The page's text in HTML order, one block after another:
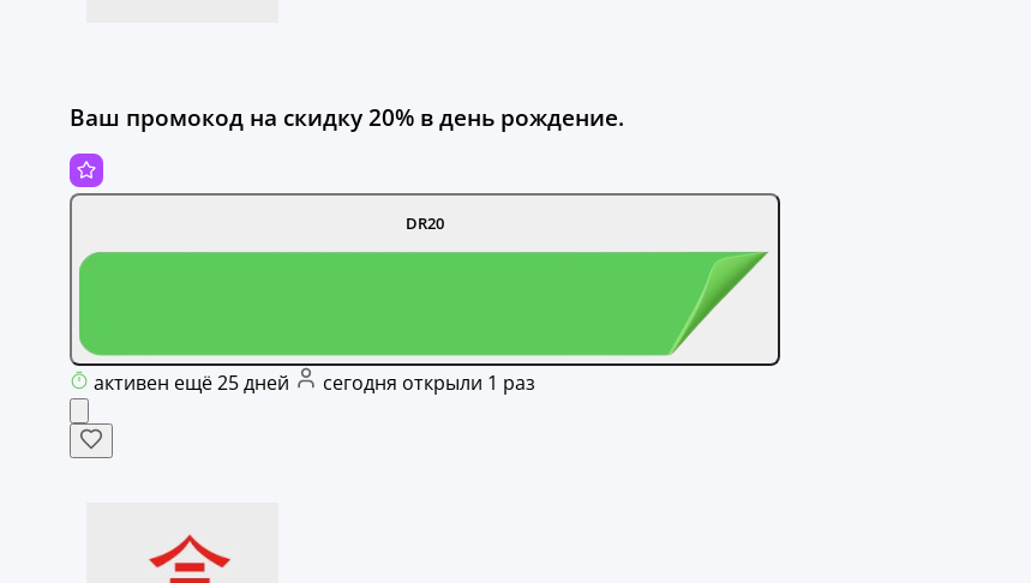
Ваш промокод на скидку 20% в день рождение.
DR20
активен ещё 25 дней сегодня открыли 1 раз